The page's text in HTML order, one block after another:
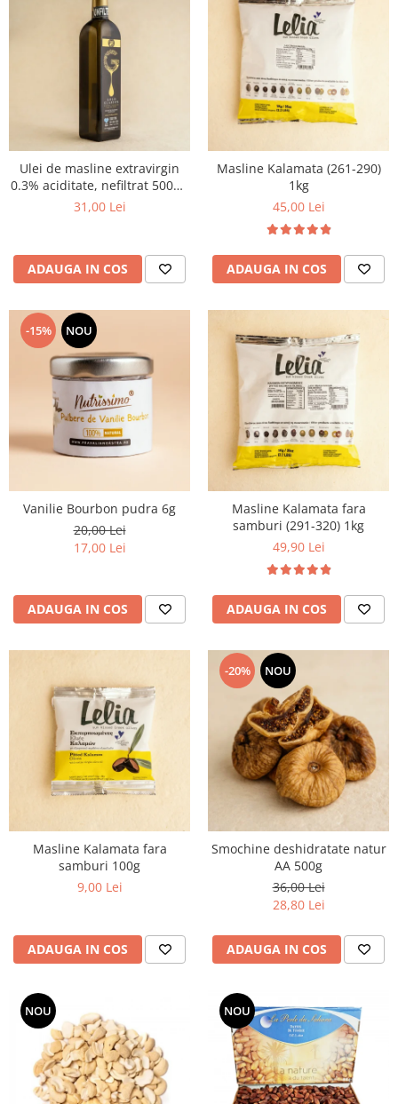
Ulei de masline extravirgin
0.3% aciditate, nefiltrat 500ml
- presat la rece
31,00 Lei
ADAUGA IN COS
Masline Kalamata (261-290)
1kg
45,00 Lei
ADAUGA IN COS
-15% NOU
Vanilie Bourbon pudra 6g
20,00 Lei
17,00 Lei
ADAUGA IN COS
Masline Kalamata fara
samburi (291-320) 1kg
49,90 Lei
ADAUGA IN COS
Masline Kalamata fara
samburi 100g
9,00 Lei
ADAUGA IN COS
-20% NOU
Smochine deshidratate natur
AA 500g
36,00 Lei
28,80 Lei
ADAUGA IN COS
NOU NOU